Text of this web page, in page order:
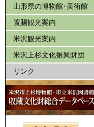
山形県の博物館･美術館
置賜観光案内
米沢観光案内
米沢上杉文化振興財団
リンク